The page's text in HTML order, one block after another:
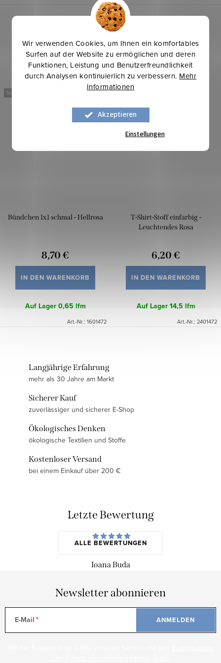
Wir verwenden Cookies, um Ihnen ein komfortables
Surfen auf der Website zu ermöglichen und deren
Funktionen, Leistung und Benutzerfreundlichkeit
durch Analysen kontinuierlich zu verbessern. Mehr
Informationen
Akzeptieren
Einstellungen
Mehr für weniger
Bündchen 1x1 schmal - Hellrosa
8,70 €
IN DEN WARENKORB
Auf Lager0,65 lfm
Art.-Nr.: 1601472
Mehr für weniger
T-Shirt-Stoff einfarbig -
Leuchtendes Rosa
6,20 €
IN DEN WARENKORB
Auf Lager14,5 lfm
Art.-Nr.: 2401472
Langjährige Erfahrung
mehr als 30 Jahre am Markt
Sicherer Kauf
zuverlässiger und sicherer E-Shop
Ökologisches Denken
ökologische Textilien und Stoffe
Kostenloser Versand
bei einem Einkauf über 200 €
Letzte Bewertung
ALLE BEWERTUNGEN
Ioana Buda
Newsletter abonnieren
E-Mail ANMELDEN